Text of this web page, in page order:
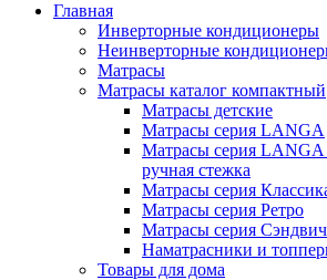
Главная
Инверторные кондиционеры
Неинверторные
Матрасы
Матрасы каталог компактный
Матрасы детские
Матрасы серия LANGA
Матрасы серия LANGA
ручная стежка
Матрасы серия
Матрасы серия Ретро
Матрасы серия Сэндвич
Наматрасники и
Товары для дома